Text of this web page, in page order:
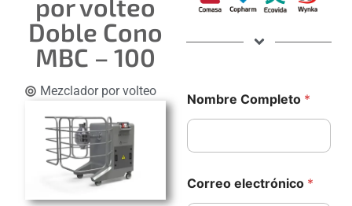
por volteo
Doble Cono
MBC – 100
Mezclador por volteo
Nombre Completo *
Correo electrónico *